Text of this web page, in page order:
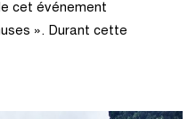
cet événement
». Durant cette